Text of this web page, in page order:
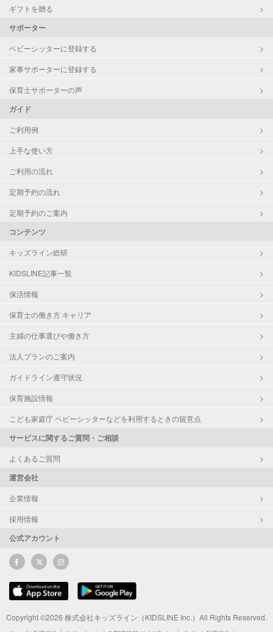
ギフトを贈る
サポーター
ベビーシッターに登録する
家事サポーターに登録する
保育士サポーターの声
ガイド
ご利用例
上手な使い方
ご利用の流れ
定期予約の流れ
定期予約のご案内
コンテンツ
キッズライン総研
KIDSLINE記事一覧
保活情報
保育士の働き方 キャリア
主婦の仕事選びや働き方
法人プランのご案内
ガイドライン遵守状況
保育施設情報
こども家庭庁 ベビーシッターなどを利用するときの留意点
サービスに関するご質問・ご相談
よくあるご質問
運営会社
企業情報
採用情報
公式アカウント
Copyright ©2026 株式会社キッズライン（KIDSLINE Inc.）All Rights Reserved.